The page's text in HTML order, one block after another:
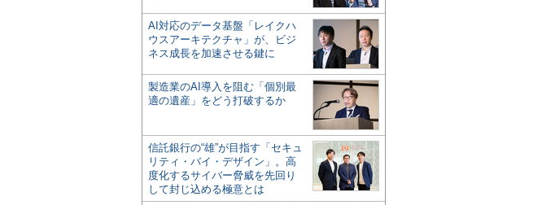
AI対応のデータ基盤「レイクハ
ウスアーキテクチャ」が、ビジ
ネス成長を加速させる鍵に
製造業のAI導入を阻む「個別最
適の遺産」をどう打破するか
信託銀行の“雄”が目指す「セキュ
リティ・バイ・デザイン」。高
度化するサイバー脅威を先回り
して封じ込める極意とは